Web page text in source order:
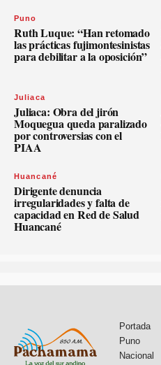
Puno
Ruth Luque: “Han retomado
las prácticas fujimontesinistas
para debilitar a la oposición”
Juliaca
Juliaca: Obra del jirón
Moquegua queda paralizado
por controversias con el
PIAA
Huancané
Dirigente denuncia
irregularidades y falta de
capacidad en Red de Salud
Huancané
Portada
Puno
Nacional